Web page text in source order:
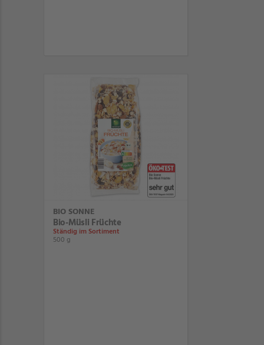
BIO SONNE
Bio-Müsli Früchte
Ständig im Sortiment
500 g